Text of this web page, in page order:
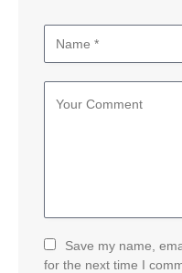
Save my name,
for the next time I